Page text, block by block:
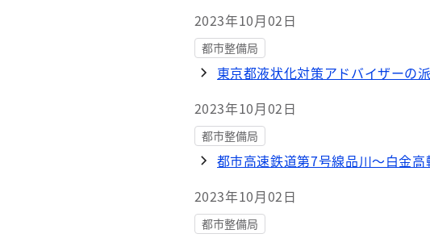
2023年10月02日
都市整備局
東京都液状化対策アドバイザーの
2023年10月02日
都市整備局
都市高速鉄道第7号線品川～白金
2023年10月02日
都市整備局